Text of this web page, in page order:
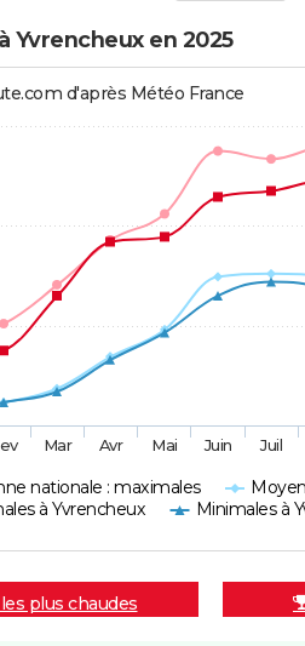
Yvrencheux en 2025
d'après Météo France
nationale : maximales
à Yvrencheux
Minimales à
Mar Avr Mai Juin Juil
plus chaudes